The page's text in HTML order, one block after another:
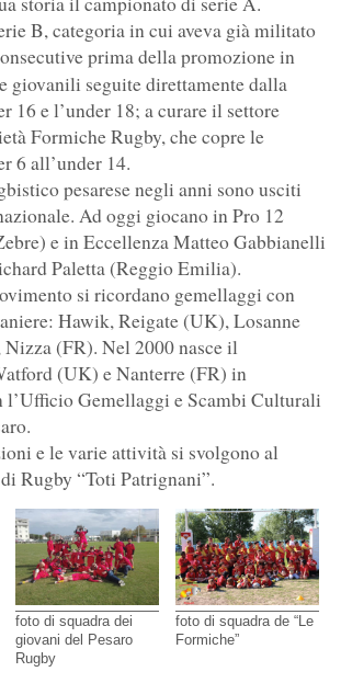
B, categoria in cui aveva già militato
prima della promozione in
giovanili seguite direttamente dalla
16 e l’under 18; a curare il settore
Formiche Rugby, che copre le
6 all’under 14.
pesarese negli anni sono usciti
Ad oggi giocano in Pro 12
e in Eccellenza Matteo Gabbianelli
Paletta (Reggio Emilia).
si ricordano gemellaggi con
Hawik, Reigate (UK), Losanne
(FR). Nel 2000 nasce il
(UK) e Nanterre (FR) in
l’Ufficio Gemellaggi e Scambi Culturali
e le varie attività si svolgono al
Rugby “Toti Patrignani”.
foto di squadra dei
giovani del Pesaro
Rugby
foto di squadra de “Le
Formiche”